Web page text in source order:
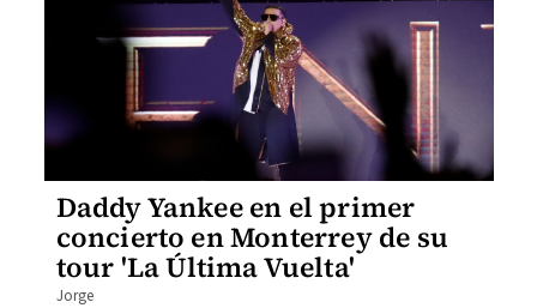
Daddy Yankee en el primer
concierto en Monterrey de su
tour 'La Última Vuelta'
Jorge